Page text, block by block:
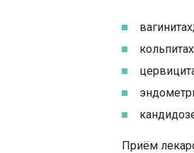
вагинитах;
Приём